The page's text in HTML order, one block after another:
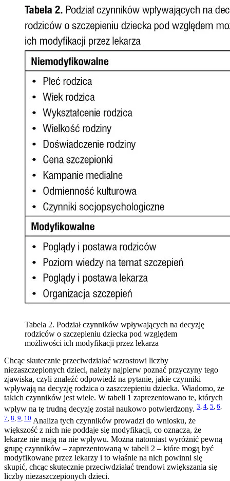
Tabela 2. Podział czynników wpływających na decyzję
rodziców o szczepieniu dziecka pod względem
możliwości ich modyfikacji przez lekarza
Chcąc skutecznie przeciwdziałać wzrostowi liczby
niezaszczepionych dzieci, należy najpierw poznać przyczyny tego
zjawiska, czyli znaleźć odpowiedź na pytanie, jakie czynniki
wpływają na decyzję rodzica o zaszczepieniu dziecka. Wiadomo, że
takich czynników jest wiele. W tabeli 1 zaprezentowano te, których
wpływ na tę trudną decyzję został naukowo potwierdzony. 3, 4, 5, 6,
7 8 9 10 Analiza tych czynników prowadzi do wniosku, że
większość z nich nie poddaje się modyfikacji, co oznacza, że
lekarze nie mają na nie wpływu. Można natomiast wyróżnić pewną
grupę czynników – zaprezentowaną w tabeli 2 – które mogą być
modyfikowane przez lekarzy i to właśnie na nich powinni się
skupić, chcąc skutecznie przeciwdziałać trendowi zwiększania się
liczby niezaszczepionych dzieci.